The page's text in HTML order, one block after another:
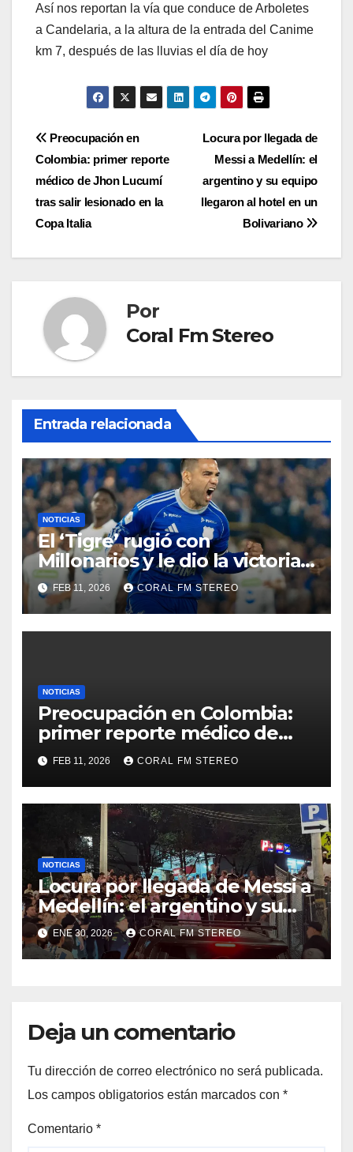
Así nos reportan la vía que conduce de Arboletes
a Candelaria, a la altura de la entrada del Canime
km 7, después de las lluvias el día de hoy
Navegación
de
entradas
Locura por llegada de
Messi a Medellín: el
argentino y su equipo
llegaron al hotel en un
Bolivariano
Preocupación en
Colombia: primer reporte
médico de Jhon Lucumí
tras salir lesionado en la
Copa Italia
Por
Coral Fm Stereo
Entrada relacionada
NOTICIAS
El ‘Tigre’ rugió con
Millonarios y le dio la victoria
frente a Águilas en Bogotá
FEB 11, 2026 CORAL FM STEREO
NOTICIAS
Preocupación en Colombia:
primer reporte médico de
Jhon Lucumí tras salir
lesionado en la Copa Italia
FEB 11, 2026 CORAL FM STEREO
NOTICIAS
Locura por llegada de Messi a
Medellín: el argentino y su
equipo llegaron al hotel en
un Bolivariano
ENE 30, 2026 CORAL FM STEREO
Deja un comentario
Tu dirección de correo electrónico no será publicada.
Los campos obligatorios están marcados con *
Comentario *